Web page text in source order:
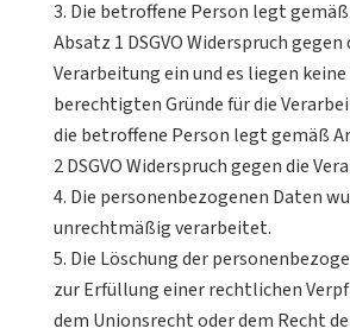
Die betroffene Person legt
Absatz 1 DSGVO Widerspruch gegen
Verarbeitung ein und es liegen
berechtigten Gründe für die
die betroffene Person legt gemäß
2 DSGVO Widerspruch gegen die
Die personenbezogenen Daten
unrechtmäßig verarbeitet.
Die Löschung der
zur Erfüllung einer rechtlichen
dem Unionsrecht oder dem Recht